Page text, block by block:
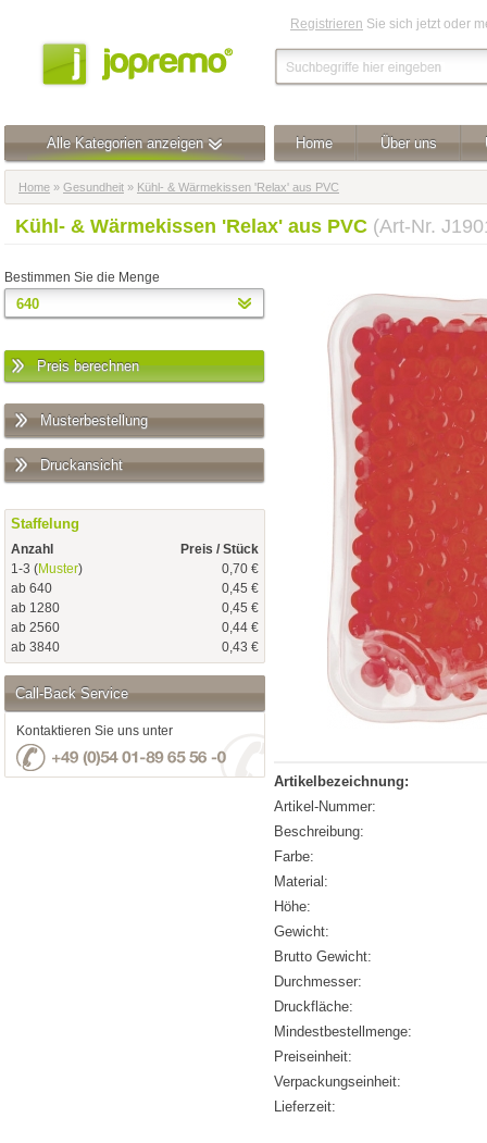
Registrieren Sie sich jetzt oder
Alle Kategorien anzeigen Home Über uns
Home » Gesundheit » Kühl- & Wärmekissen 'Relax' aus PVC
Kühl- & Wärmekissen 'Relax' aus PVC (Art-Nr.
Bestimmen Sie die Menge
Preis berechnen
Musterbestellung
Druckansicht
Staffelung
Anzahl
Preis / Stück
1-3 (Muster)
0,70 €
ab 640
0,45 €
ab 1280
0,45 €
ab 2560
0,44 €
ab 3840
0,43 €
Call-Back Service
Kontaktieren Sie uns unter
Artikelbezeichnung:
Artikel-Nummer:
Beschreibung:
Farbe:
Material:
Höhe:
Gewicht:
Brutto Gewicht:
Durchmesser:
Druckfläche:
Mindestbestellmenge:
Preiseinheit:
Verpackungseinheit:
Lieferzeit: